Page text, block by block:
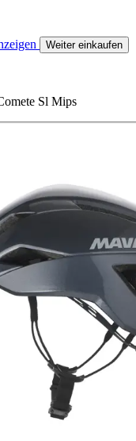
Weiter einkaufen
Sl Mips